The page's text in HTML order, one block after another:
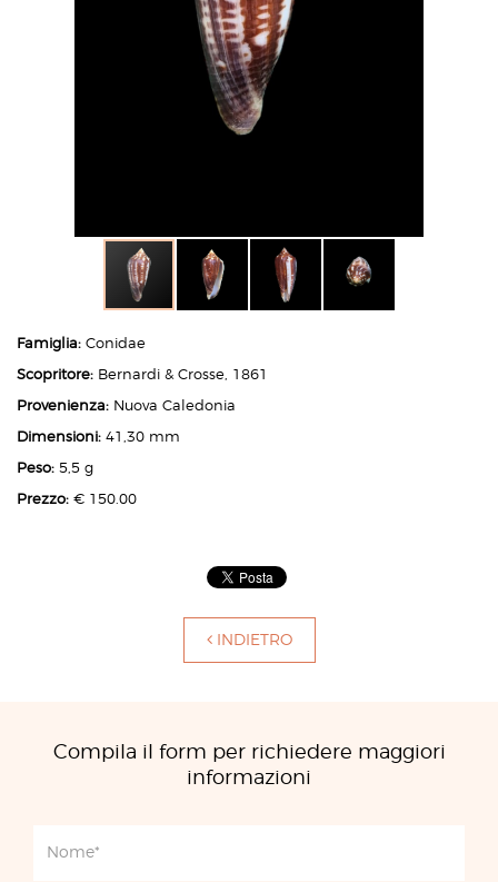
Famiglia: Conidae
Scopritore: Bernardi & Crosse, 1861
Provenienza: Nuova Caledonia
Dimensioni: 41,30 mm
Peso: 5,5 g
Prezzo: € 150.00
INDIETRO
Compila il form per richiedere maggiori
informazioni